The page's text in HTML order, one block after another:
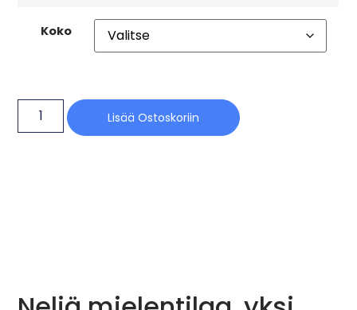
Koko
Lisää Ostoskoriin